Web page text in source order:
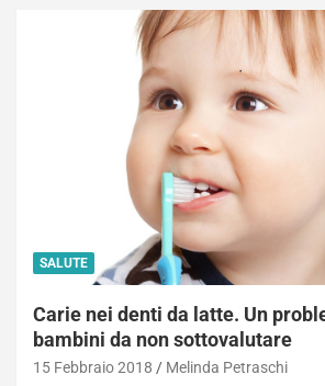
SALUTE
Carie nei denti da latte. Un
bambini da non sottovalutare
15 Febbraio 2018 Melinda Petraschi